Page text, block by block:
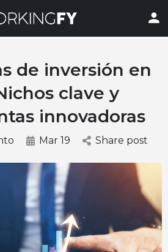
de inversión en
clave y
innovadoras
Mar 19 Share post